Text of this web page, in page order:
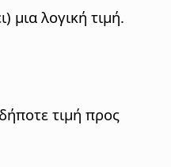
μια λογική τιμή.
τιμή προς